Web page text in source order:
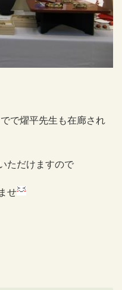
で燿平先生も在廊され
ただけますので
せ